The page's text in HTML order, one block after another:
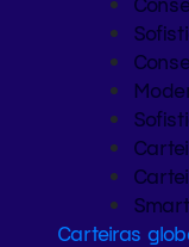
Carteiras